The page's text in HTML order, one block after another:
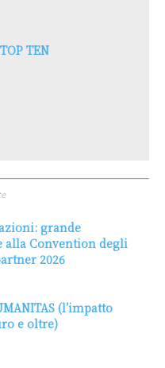
TEN
grande
alla Convention degli
2026
(l’impatto
e oltre)